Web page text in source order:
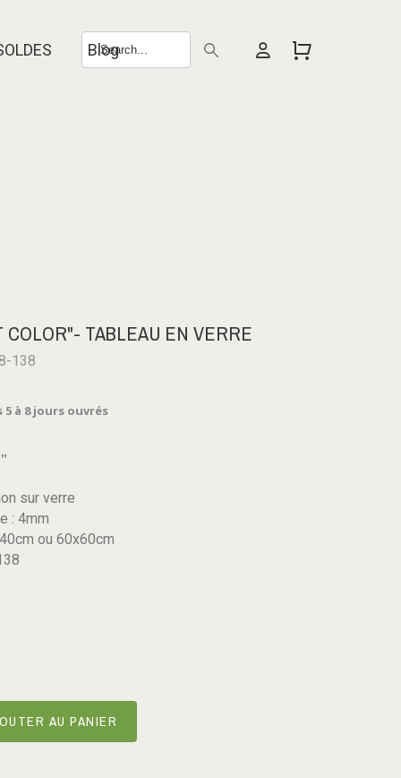
Blog
COLOR"- TABLEAU EN VERRE
138
à 8 jours ouvrés
sur verre
: 4mm
ou 60x60cm
AU PANIER